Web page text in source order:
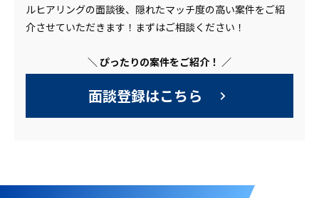
ルヒアリングの面談後、隠れたマッチ度の高い案件をご紹
介させていただきます！まずはご相談ください！
＼ ぴったりの案件をご紹介！ ／
面談登録はこちら